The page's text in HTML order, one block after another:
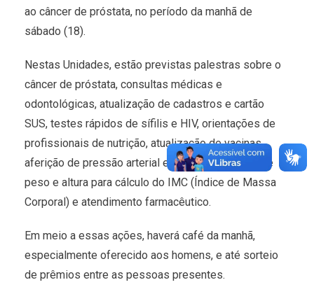
ao câncer de próstata, no período da manhã de
sábado (18).
Nestas Unidades, estão previstas palestras sobre o
câncer de próstata, consultas médicas e
odontológicas, atualização de cadastros e cartão
SUS, testes rápidos de sífilis e HIV, orientações de
profissionais de nutrição, atualização de vacinas,
aferição de pressão arterial e glicemia, aferição de
peso e altura para cálculo do IMC (Índice de Massa
Corporal) e atendimento farmacêutico.
Em meio a essas ações, haverá café da manhã,
especialmente oferecido aos homens, e até sorteio
de prêmios entre as pessoas presentes.